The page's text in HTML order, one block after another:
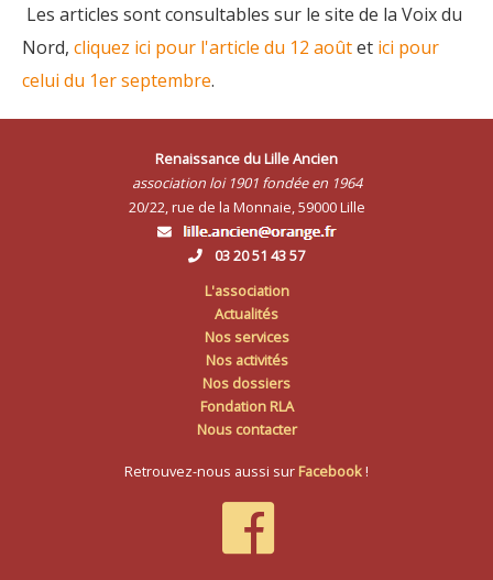
Les articles sont consultables sur le site de la Voix du
Nord, cliquez ici pour l'article du 12 aoûtet ici pour
celui du 1er septembre.
Renaissance du Lille Ancien
association loi 1901 fondée en 1964
20/22, rue de la Monnaie, 59000 Lille
03 20 51 43 57
L'association
Actualités
Nos services
Nos activités
Nos dossiers
Fondation RLA
Nous contacter
Retrouvez-nous aussi sur Facebook!